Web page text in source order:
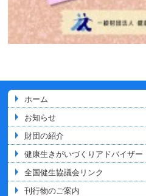
ホーム
お知らせ
財団の紹介
健康生きがいづくりアドバイザー
全国健生協議会リンク
刊行物のご案内